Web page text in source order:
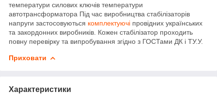
температури силових ключів температури
автотрансформатора Під час виробництва стабілізаторів
напруги застосовуються комплектуючі провідних українських
та закордонних виробників. Кожен стабілізатор проходить
повну перевірку та випробування згідно з ГОСТами ДК і ТУ.У.
Приховати
Характеристики